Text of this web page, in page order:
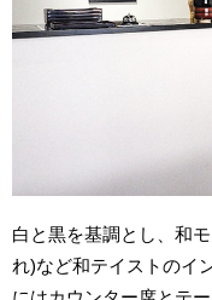
白と黒を基調とし、和
れ)など和テイストのイ